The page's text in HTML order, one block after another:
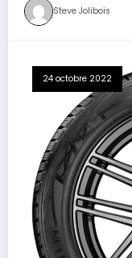
Steve Jolibois
24 octobre 2022